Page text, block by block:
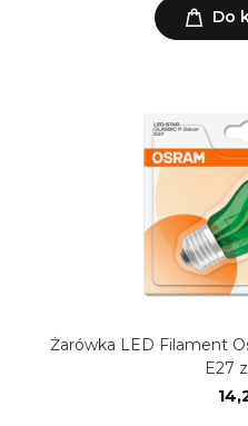
Do
Żarówka LED Filament
E27